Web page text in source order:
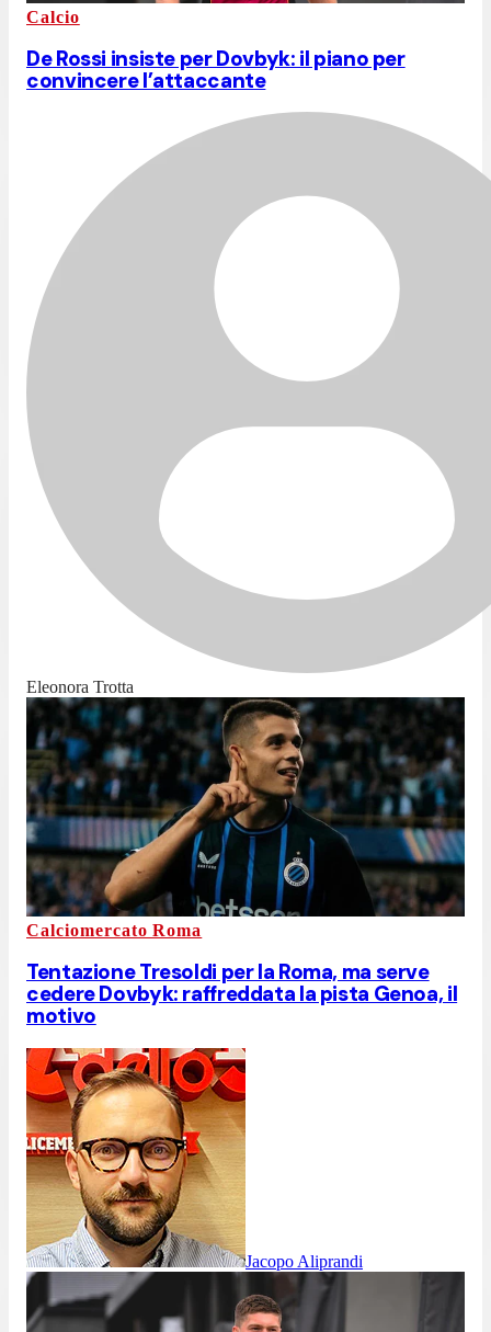
Calcio
De Rossi insiste per Dovbyk: il piano per
convincere l’attaccante
Eleonora Trotta
Calciomercato Roma
Tentazione Tresoldi per la Roma, ma serve
cedere Dovbyk: raffreddata la pista Genoa, il
motivo
Jacopo Aliprandi